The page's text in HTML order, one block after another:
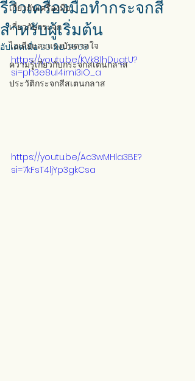
เกี่ยวกับเครื่องมือ
เกี่ยวกับกระจก
ไอเดียและแรงบันดาลใจ
ความรู้เกี่ยวกับกระจกสเตนกลาส
ประวัติกระจกสีสเตนกลาส
รีวิวเครื่องมือทำกระจกสี
สำหรับผู้เริ่มต้น
อัปเดตเมื่อ20 มิ.ย. 2568
https://youtu.be/KVk81hDugtU?
si=ph3e8uI4imi3iO_a
https://youtu.be/Ac3wMHla3BE?
si=7kFsT4ljYp3gkCsa